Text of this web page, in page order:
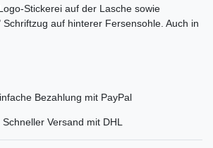
Stickerei auf der Lasche sowie
auf hinterer Fersensohle. Auch in
Bezahlung mit PayPal
Schneller Versand mit DHL